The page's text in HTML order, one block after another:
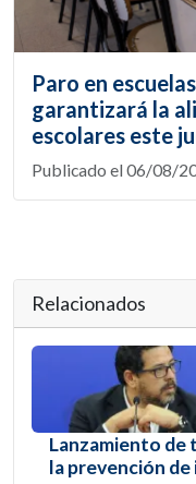
Paro en
garantizará la
escolares este
Publicado el 06/08/
Relacionados
Lanzamiento de
la prevención